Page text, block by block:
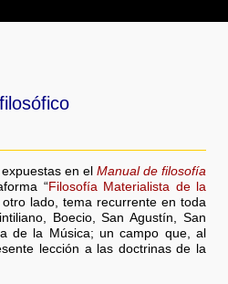
en el Manual de filosofía
“Filosofía Materialista de la
lado, tema recurrente en toda
Boecio, San Agustín, San
de la Música; un campo que, al
lección a las doctrinas de la